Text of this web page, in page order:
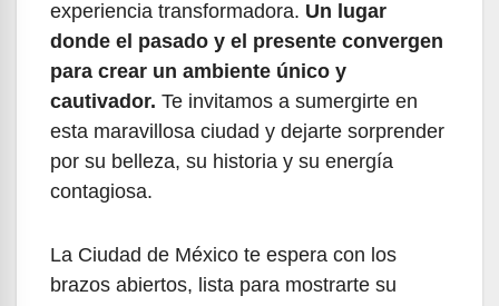
experiencia transformadora. Un lugar
donde el pasado y el presente convergen
para crear un ambiente único y
cautivador. Te invitamos a sumergirte en
esta maravillosa ciudad y dejarte sorprender
por su belleza, su historia y su energía
contagiosa.
La Ciudad de México te espera con los
brazos abiertos, lista para mostrarte su